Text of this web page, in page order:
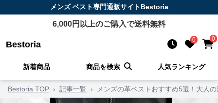
メンズ ベスト専門通販サイトBestoria
6,000円以上のご購入で送料無料
Bestoria 0 0
新着商品 商品を検索 人気ランキング
Bestoria TOP › 記事一覧 › メンズの革ベストおすすめ5選！大人